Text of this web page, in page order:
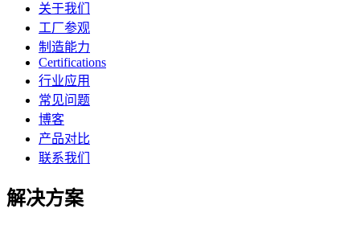
关于我们
工厂参观
制造能力
Certifications
行业应用
常见问题
博客
产品对比
联系我们
解决方案